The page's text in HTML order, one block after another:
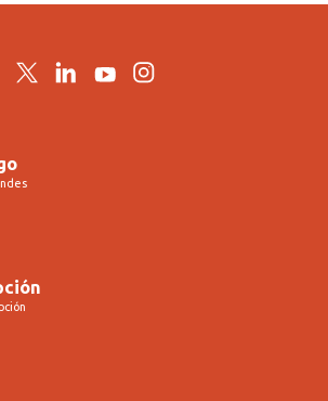
TwitterLinkedInYouTubeInstagram